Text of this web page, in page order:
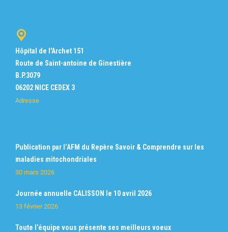
Hôpital de l'Archet 151
Route de Saint-antoine de Ginestière
B.P.3079
06202 NICE CEDEX 3
Adresse
Publication par l’AFM du Repère Savoir & Comprendre sur les
maladies mitochondriales
30 mars 2026
Journée annuelle CALISSON le 10 avril 2026
13 février 2026
Toute l’équipe vous présente ses meilleurs voeux